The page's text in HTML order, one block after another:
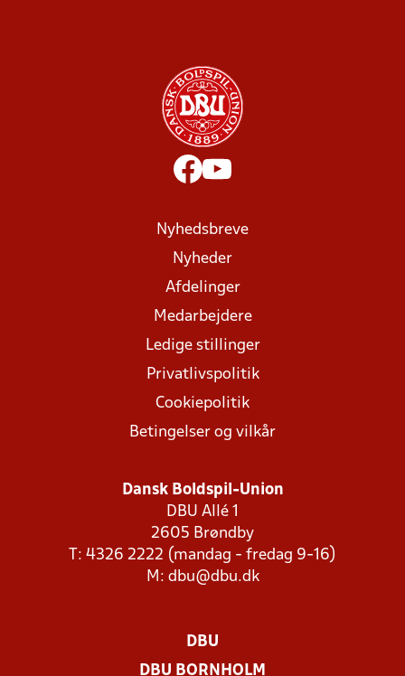
Nyhedsbreve
Nyheder
Afdelinger
Medarbejdere
Ledige stillinger
Privatlivspolitik
Cookiepolitik
Betingelser og vilkår
Dansk Boldspil-Union
DBU Allé 1
2605 Brøndby
T: 4326 2222 (mandag - fredag 9-16)
M: dbu@dbu.dk
DBU
DBU BORNHOLM